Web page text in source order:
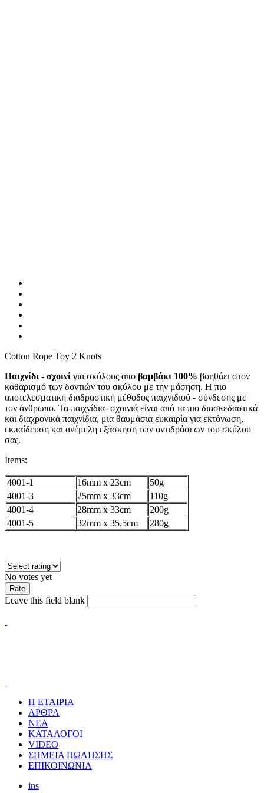
Cotton Rope Toy 2 Knots
Παιχνίδι - σχοινί για σκύλους απο βαμβάκι 100% βοηθάει στον
καθαρισμό των δοντιών του σκύλου με την μάσηση. Η πιο
αποτελεσματική διαδραστική μέθοδος παιχνιδιού - σύνδεσης με
τον άνθρωπο. Τα παιχνίδια- σχοινιά είναι από τα πιο διασκεδαστικά
και διαχρονικά παιχνίδια, μια θαυμάσια ευκαιρία για εκτόνωση,
εκπαίδευση και ανέμελη εξάσκηση των αντιδράσεων του σκύλου
σας.
Items:
4001-1 16mm x 23cm
50g
4001-3
25mm x 33cm
110g
4001-4
28mm x 33cm
200g
4001-5
32mm x 35.5cm 280g
No votes yet
Leave this field blank
Η ΕΤΑΙΡΙΑ
ΑΡΘΡΑ
ΝΕΑ
ΚΑΤΑΛΟΓΟΙ
VIDEO
ΣΗΜΕΙΑ ΠΩΛΗΣΗΣ
ΕΠΙΚΟΙΝΩΝΙΑ
ins